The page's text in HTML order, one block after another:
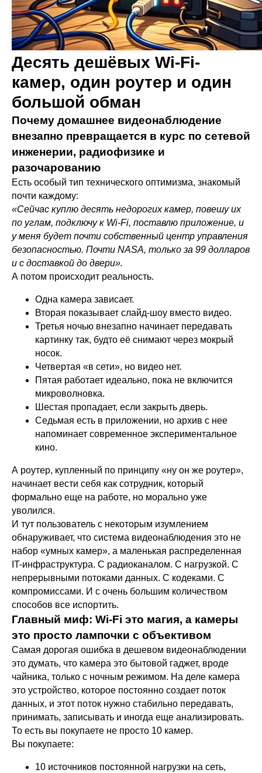
Десять дешёвых Wi-Fi-
камер, один роутер и один
большой обман
Почему домашнее видеонаблюдение
внезапно превращается в курс по сетевой
инженерии, радиофизике и
разочарованию
Есть особый тип технического оптимизма, знакомый
почти каждому:
«Сейчас куплю десять недорогих камер, повешу их
по углам, подключу к Wi-Fi, поставлю приложение, и
у меня будет почти собственный центр управления
безопасностью. Почти NASA, только за 99 долларов
и с доставкой до двери».
А потом происходит реальность.
Одна камера зависает.
Вторая показывает слайд-шоу вместо видео.
Третья ночью внезапно начинает передавать
картинку так, будто её снимают через мокрый
носок.
Четвертая «в сети», но видео нет.
Пятая работает идеально, пока не включится
микроволновка.
Шестая пропадает, если закрыть дверь.
Седьмая есть в приложении, но архив с нее
напоминает современное экспериментальное
кино.
А роутер, купленный по принципу «ну он же роутер»,
начинает вести себя как сотрудник, который
формально еще на работе, но морально уже
уволился.
И тут пользователь с некоторым изумлением
обнаруживает, что система видеонаблюдения это не
набор «умных камер», а маленькая распределенная
IT-инфраструктура. С радиоканалом. С нагрузкой. С
непрерывными потоками данных. С кодеками. С
компромиссами. И с очень большим количеством
способов все испортить.
Главный миф: Wi-Fi это магия, а камеры
это просто лампочки с объективом
Самая дорогая ошибка в дешевом видеонаблюдении
это думать, что камера это бытовой гаджет, вроде
чайника, только с ночным режимом. На деле камера
это устройство, которое постоянно создает поток
данных, и этот поток нужно стабильно передавать,
принимать, записывать и иногда еще анализировать.
То есть вы покупаете не просто 10 камер.
Вы покупаете:
10 источников постоянной нагрузки на сеть,